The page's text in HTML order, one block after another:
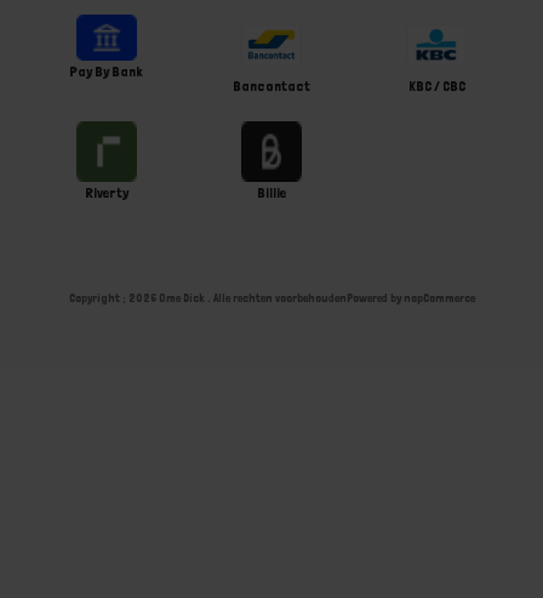
Pay By Bank
Bancontact
KBC / CBC
Riverty Billie
Copyright ; 2026 Ome Dick . Alle rechten voorbehoudenPowered by nopCommerce